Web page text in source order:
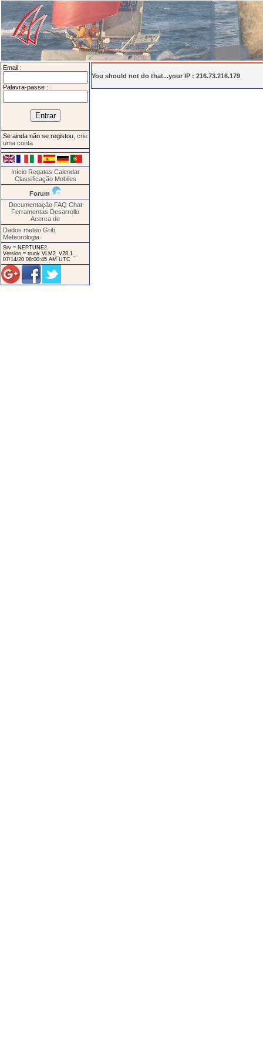
Email :
Palavra-passe :
Se ainda não se registou, crie
uma conta
Início Regatas Calendar
Classificação Mobiles
Forum
Documentação FAQ Chat
Ferramentas Desarrollo
Acerca de
Dados meteo Grib
Meteorologia
Srv = NEPTUNE2.
Version = trunk VLM2_V28.1_
07/14/20 08:00:45 AM UTC
You should not do that...your IP : 216.73.216.179